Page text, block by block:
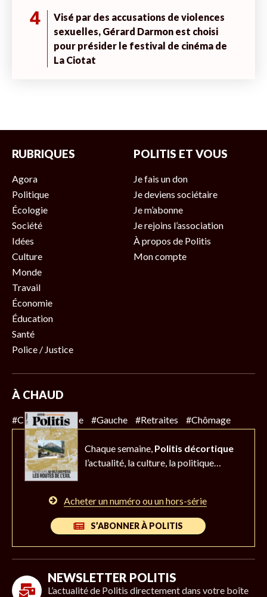
4
Visé par des accusations de violences
sexuelles, Gérard Darmon est choisi
pour présider le festival de cinéma de
La Ciotat
RUBRIQUES
Agora
Politique
Écologie
Société
Idées
Culture
Monde
Travail
Économie
Éducation
Santé
Police / Justice
POLITIS ET VOUS
Je fais un don
Je deviens sociétaire
Je m’abonne
Je rejoins l’association
À propos de Politis
Mon compte
À CHAUD
#Climat #Police #Gauche #Retraites #Chômage
Chaque semaine, Politis décortique
l’actualité, la culture, la politique…
Acheter un numéro ou un hors-série
S’ABONNER À POLITIS
NEWSLETTER POLITIS
L’actualité de Politis directement dans votre boîte